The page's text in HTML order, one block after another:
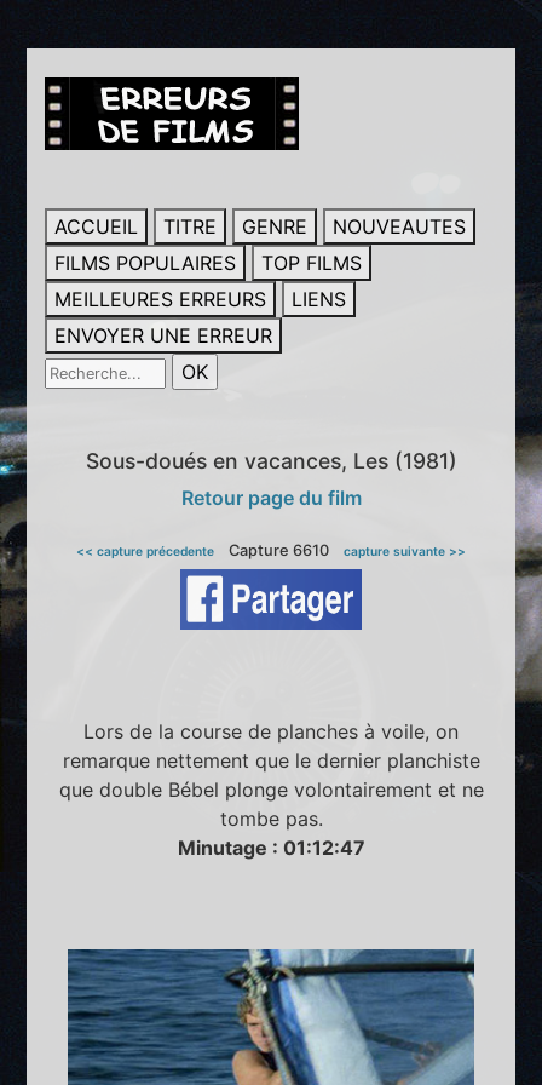
ACCUEIL TITRE GENRE
NOUVEAUTES
FILMS POPULAIRES
TOP FILMS
MEILLEURES ERREURS
LIENS
ENVOYER UNE ERREUR
Sous-doués en vacances, Les (1981)
Retour page du film
<< capture précedente Capture 6610 capture suivante >>
Lors de la course de planches à voile, on
remarque nettement que le dernier planchiste
que double Bébel plonge volontairement et ne
tombe pas.
Minutage : 01:12:47